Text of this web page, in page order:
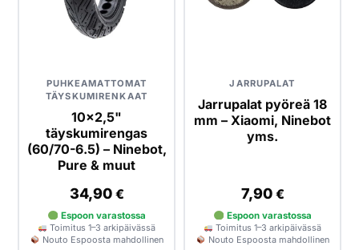
PUHKEAMATTOMAT
TÄYSKUMIRENKAAT
10×2,5"
täyskumirengas
(60/70-6.5) – Ninebot,
Pure & muut
34,90 €
Espoon varastossa
Toimitus 1–3 arkipäivässä
Nouto Espoosta mahdollinen
JARRUPALAT
Jarrupalat pyöreä 18
mm – Xiaomi, Ninebot
yms.
7,90 €
Espoon varastossa
Toimitus 1–3 arkipäivässä
Nouto Espoosta mahdollinen